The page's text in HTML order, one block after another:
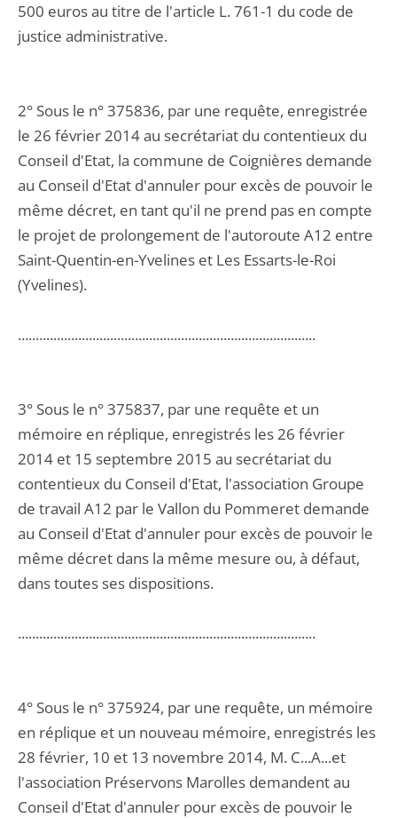
500 euros au titre de l'article L. 761-1 du code de
justice administrative.
2° Sous le n° 375836, par une requête, enregistrée
le 26 février 2014 au secrétariat du contentieux du
Conseil d'Etat, la commune de Coignières demande
au Conseil d'Etat d'annuler pour excès de pouvoir le
même décret, en tant qu'il ne prend pas en compte
le projet de prolongement de l'autoroute A12 entre
Saint-Quentin-en-Yvelines et Les Essarts-le-Roi
(Yvelines).
....................................................................................
3° Sous le n° 375837, par une requête et un
mémoire en réplique, enregistrés les 26 février
2014 et 15 septembre 2015 au secrétariat du
contentieux du Conseil d'Etat, l'association Groupe
de travail A12 par le Vallon du Pommeret demande
au Conseil d'Etat d'annuler pour excès de pouvoir le
même décret dans la même mesure ou, à défaut,
dans toutes ses dispositions.
....................................................................................
4° Sous le n° 375924, par une requête, un mémoire
en réplique et un nouveau mémoire, enregistrés les
28 février, 10 et 13 novembre 2014, M. C...A...et
l'association Préservons Marolles demandent au
Conseil d'Etat d'annuler pour excès de pouvoir le